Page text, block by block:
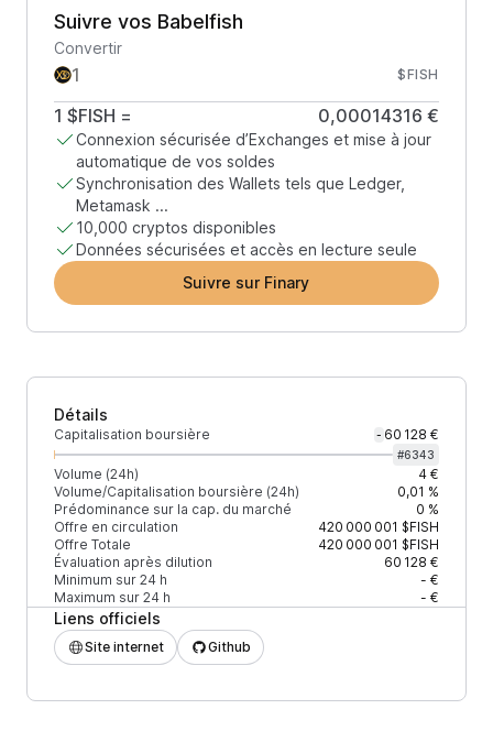
Suivre vos Babelfish
Convertir
$FISH
1 $FISH = 0,00014316 €
Connexion sécurisée d’Exchanges et mise à jour
automatique de vos soldes
Synchronisation des Wallets tels que Ledger,
Metamask ...
10,000 cryptos disponibles
Données sécurisées et accès en lecture seule
Suivre sur Finary
Détails
Capitalisation boursière - 60 128 €
#6343
Volume (24h)
4 €
Volume/Capitalisation boursière (24h)
0,01 %
Prédominance sur la cap. du marché
0 %
Offre en circulation
420 000 001 $FISH
Offre Totale
420 000 001 $FISH
Évaluation après dilution
60 128 €
Minimum sur 24 h
- €
Maximum sur 24 h
- €
Liens officiels
Site internet Github